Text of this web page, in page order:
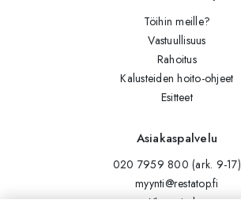
Töihin meille?
Vastuullisuus
Rahoitus
Kalusteiden hoito-ohjeet
Esitteet
Asiakaspalvelu
020 7959 800 (ark. 9-17)
myynti@restatop.fi
Yhteystiedot